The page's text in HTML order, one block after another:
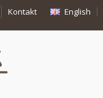
Kontakt English